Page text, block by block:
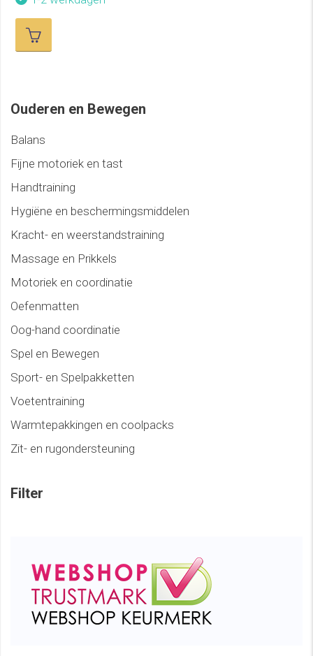
Ouderen en Bewegen
Balans
Fijne motoriek en tast
Handtraining
Hygiëne en beschermingsmiddelen
Kracht- en weerstandstraining
Massage en Prikkels
Motoriek en coordinatie
Oefenmatten
Oog-hand coordinatie
Spel en Bewegen
Sport- en Spelpakketten
Voetentraining
Warmtepakkingen en coolpacks
Zit- en rugondersteuning
Filter